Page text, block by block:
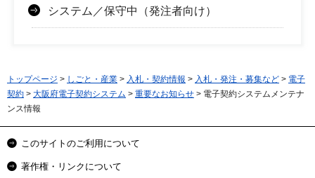
システム／保守中（発注者向け）
トップページ > しごと・産業 > 入札・契約情報 > 入札・発注・募集など > 電子
契約 > 大阪府電子契約システム > 重要なお知らせ > 電子契約システムメンテナ
ンス情報
このサイトのご利用について
著作権・リンクについて